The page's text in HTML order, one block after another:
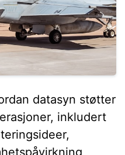
datasyn støtter
inkludert